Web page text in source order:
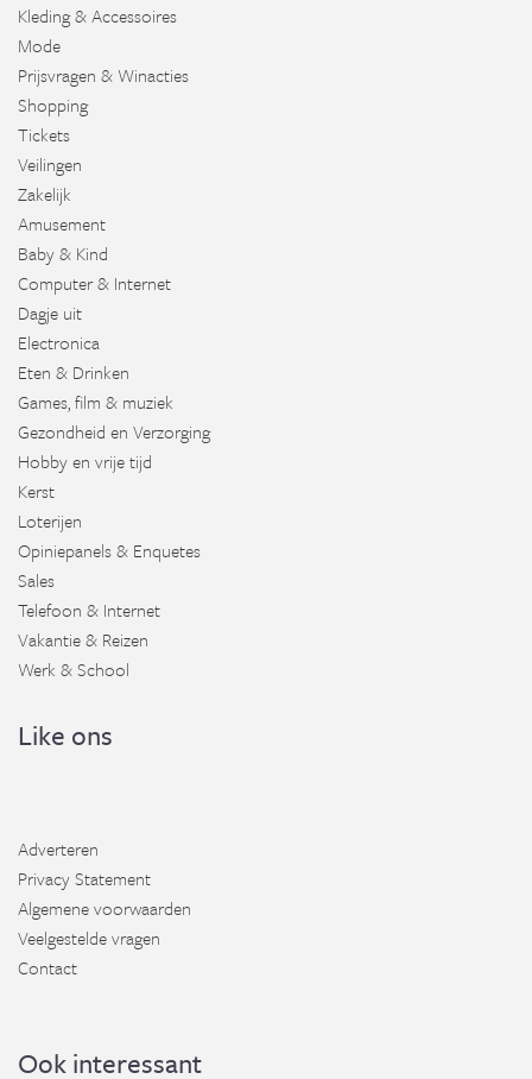
Kleding & Accessoires
Mode
Prijsvragen & Winacties
Shopping
Tickets
Veilingen
Zakelijk
Amusement
Baby & Kind
Computer & Internet
Dagje uit
Electronica
Eten & Drinken
Games, film & muziek
Gezondheid en Verzorging
Hobby en vrije tijd
Kerst
Loterijen
Opiniepanels & Enquetes
Sales
Telefoon & Internet
Vakantie & Reizen
Werk & School
Like ons
Adverteren
Privacy Statement
Algemene voorwaarden
Veelgestelde vragen
Contact
Ook interessant